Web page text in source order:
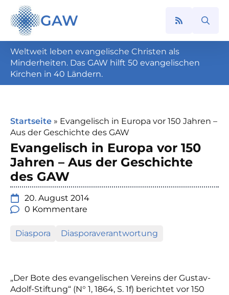
GAW
Search
Weltweit leben evangelische Christen als
Minderheiten. Das GAW hilft 50 evangelischen
Kirchen in 40 Ländern.
Startseite » Evangelisch in Europa vor 150 Jahren –
Aus der Geschichte des GAW
Evangelisch in Europa vor 150
Jahren – Aus der Geschichte
des GAW
20. August 2014
0 Kommentare
Diaspora Diasporaverantwortung
„Der Bote des evangelischen Vereins der Gustav-
Adolf-Stiftung“ (N° 1, 1864, S. 1f) berichtet vor 150